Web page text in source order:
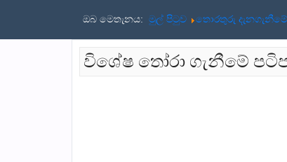
ඔබ මෙතැනය: මුල් පිටුව තොරතුරු
විශේෂ තෝරා ගැනීමේ